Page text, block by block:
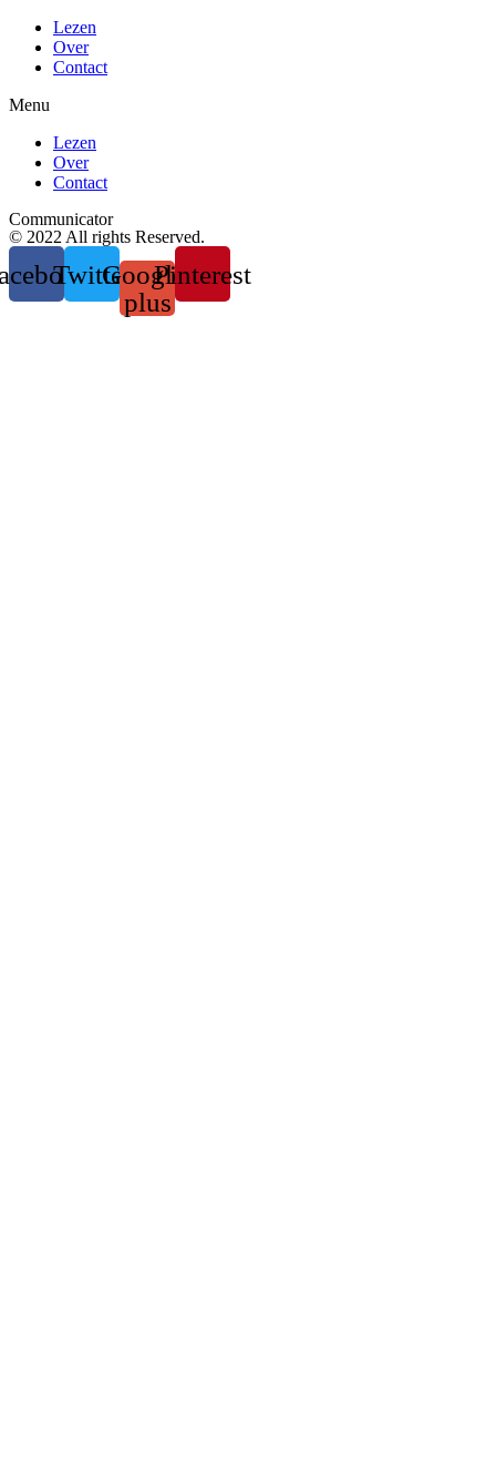
Lezen
Over
Contact
Menu
Lezen
Over
Contact
Communicator
© 2022 All rights Reserved.
TwitterGoogle-
plus
Pinterest